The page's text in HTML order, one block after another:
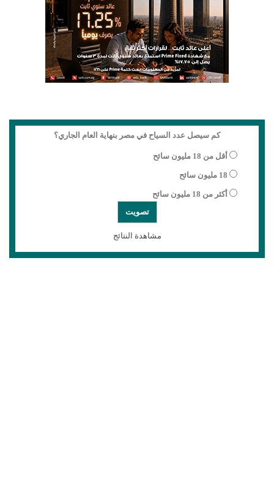
كم سيصل عدد السياح في مصر بنهاية العام الجاري؟
أقل من 18 مليون سائح
18 مليون سائح
أكثر من 18 مليون سائح
مشاهدة النتائج